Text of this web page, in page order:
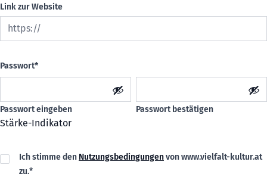
Link zur Website
Passwort*
Passwort eingeben Passwort bestätigen
Stärke-Indikator
Nutzungsbedingungen-Einwilligung*
Ich stimme den Nutzungsbedingungenvon www.vielfalt-kultur.at
zu.*